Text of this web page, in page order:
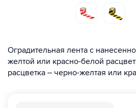
Оградительная лента с
желтой или красно-белой
расцветка – черно-желтая или